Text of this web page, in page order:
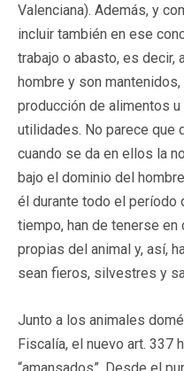
Valenciana). Además, y
incluir también en ese
trabajo o abasto, es decir,
hombre y son
producción de alimentos
utilidades. No parece que
cuando se da en ellos la
bajo el dominio del
él durante todo el período
tiempo, han de tenerse
propias del animal y, así,
sean fieros, silvestres y
Junto a los animales
Fiscalía, el nuevo art. 337
“amansados”. Desde el